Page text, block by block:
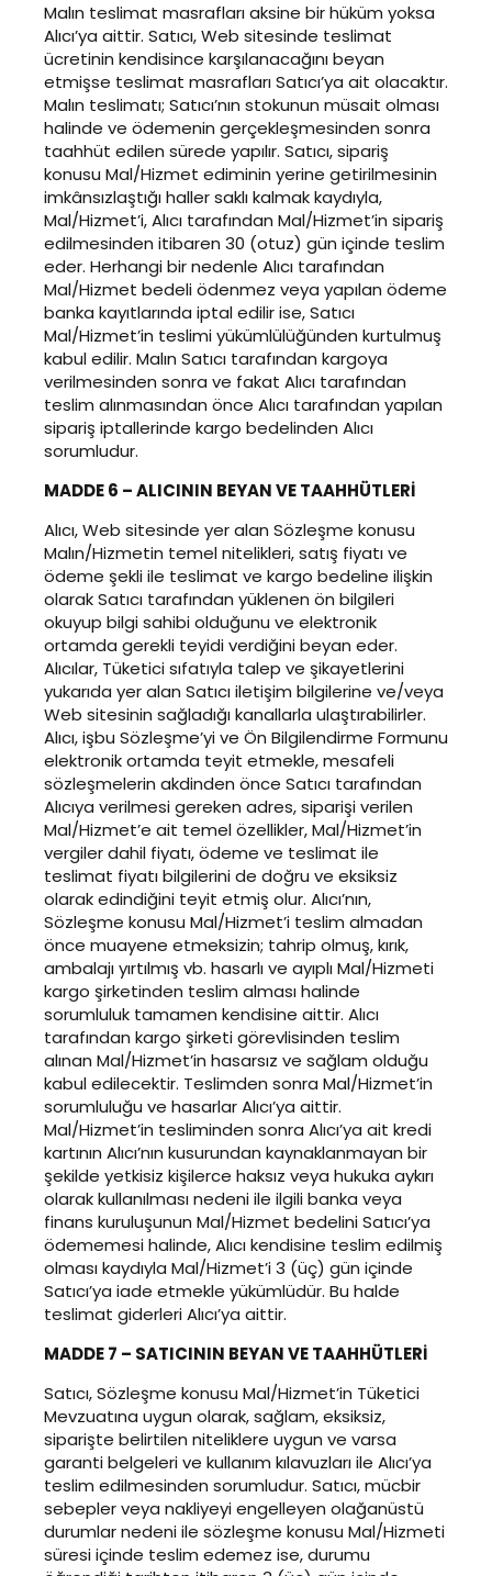
Malın teslimat masrafları aksine bir hüküm yoksa
Alıcı’ya aittir. Satıcı, Web sitesinde teslimat
ücretinin kendisince karşılanacağını beyan
etmişse teslimat masrafları Satıcı’ya ait olacaktır.
Malın teslimatı; Satıcı’nın stokunun müsait olması
halinde ve ödemenin gerçekleşmesinden sonra
taahhüt edilen sürede yapılır. Satıcı, sipariş
konusu Mal/Hizmet ediminin yerine getirilmesinin
imkânsızlaştığı haller saklı kalmak kaydıyla,
Mal/Hizmet’i, Alıcı tarafından Mal/Hizmet’in sipariş
edilmesinden itibaren 30 (otuz) gün içinde teslim
eder. Herhangi bir nedenle Alıcı tarafından
Mal/Hizmet bedeli ödenmez veya yapılan ödeme
banka kayıtlarında iptal edilir ise, Satıcı
Mal/Hizmet’in teslimi yükümlülüğünden kurtulmuş
kabul edilir. Malın Satıcı tarafından kargoya
verilmesinden sonra ve fakat Alıcı tarafından
teslim alınmasından önce Alıcı tarafından yapılan
sipariş iptallerinde kargo bedelinden Alıcı
sorumludur.
MADDE 6 – ALICININ BEYAN VE TAAHHÜTLERİ
Alıcı, Web sitesinde yer alan Sözleşme konusu
Malın/Hizmetin temel nitelikleri, satış fiyatı ve
ödeme şekli ile teslimat ve kargo bedeline ilişkin
olarak Satıcı tarafından yüklenen ön bilgileri
okuyup bilgi sahibi olduğunu ve elektronik
ortamda gerekli teyidi verdiğini beyan eder.
Alıcılar, Tüketici sıfatıyla talep ve şikayetlerini
yukarıda yer alan Satıcı iletişim bilgilerine ve/veya
Web sitesinin sağladığı kanallarla ulaştırabilirler.
Alıcı, işbu Sözleşme’yi ve Ön Bilgilendirme Formunu
elektronik ortamda teyit etmekle, mesafeli
sözleşmelerin akdinden önce Satıcı tarafından
Alıcıya verilmesi gereken adres, siparişi verilen
Mal/Hizmet’e ait temel özellikler, Mal/Hizmet’in
vergiler dahil fiyatı, ödeme ve teslimat ile
teslimat fiyatı bilgilerini de doğru ve eksiksiz
olarak edindiğini teyit etmiş olur. Alıcı’nın,
Sözleşme konusu Mal/Hizmet’i teslim almadan
önce muayene etmeksizin; tahrip olmuş, kırık,
ambalajı yırtılmış vb. hasarlı ve ayıplı Mal/Hizmeti
kargo şirketinden teslim alması halinde
sorumluluk tamamen kendisine aittir. Alıcı
tarafından kargo şirketi görevlisinden teslim
alınan Mal/Hizmet’in hasarsız ve sağlam olduğu
kabul edilecektir. Teslimden sonra Mal/Hizmet’in
sorumluluğu ve hasarlar Alıcı’ya aittir.
Mal/Hizmet’in tesliminden sonra Alıcı’ya ait kredi
kartının Alıcı’nın kusurundan kaynaklanmayan bir
şekilde yetkisiz kişilerce haksız veya hukuka aykırı
olarak kullanılması nedeni ile ilgili banka veya
finans kuruluşunun Mal/Hizmet bedelini Satıcı’ya
ödememesi halinde, Alıcı kendisine teslim edilmiş
olması kaydıyla Mal/Hizmet’i 3 (üç) gün içinde
Satıcı’ya iade etmekle yükümlüdür. Bu halde
teslimat giderleri Alıcı’ya aittir.
MADDE 7 – SATICININ BEYAN VE TAAHHÜTLERİ
Satıcı, Sözleşme konusu Mal/Hizmet’in Tüketici
Mevzuatına uygun olarak, sağlam, eksiksiz,
siparişte belirtilen niteliklere uygun ve varsa
garanti belgeleri ve kullanım kılavuzları ile Alıcı’ya
teslim edilmesinden sorumludur. Satıcı, mücbir
sebepler veya nakliyeyi engelleyen olağanüstü
durumlar nedeni ile sözleşme konusu Mal/Hizmeti
süresi içinde teslim edemez ise, durumu